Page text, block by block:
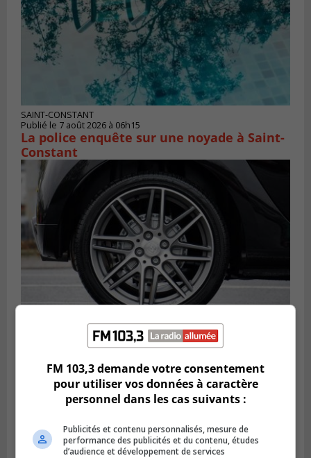
SAINT-CONSTANT
Publié le 7 août 2026 à 06h15
La police enquête sur une noyade à Saint-
Constant
Publié le 6 août 2026 à 11h58
Des jeunes ciblent la Montérégie pour
le Défi écrou de roue
FM 103,3 demande votre consentement
pour utiliser vos données à caractère
personnel dans les cas suivants :
Publicités et contenu personnalisés, mesure de
performance des publicités et du contenu, études
d’audience et développement de services